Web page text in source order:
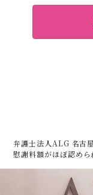
弁護士法人ALG 名古
慰謝料額がほぼ認め